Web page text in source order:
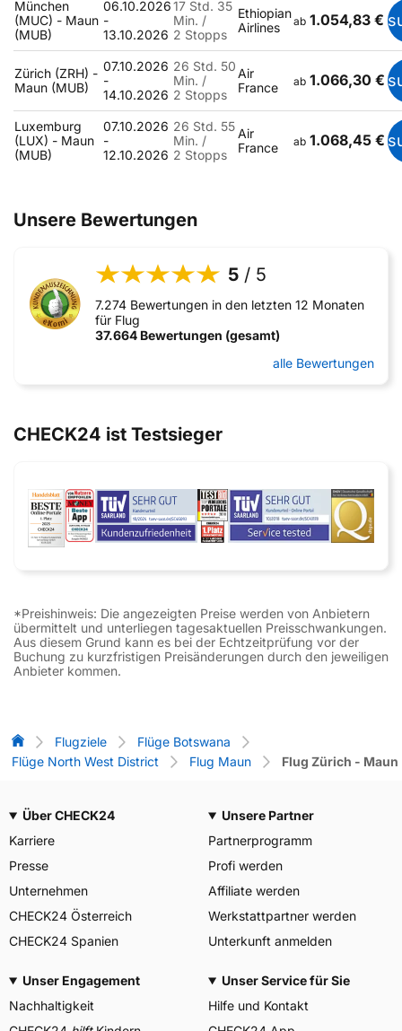
München
(MUC) - Maun
(MUB)
06.10.2026
-
13.10.2026
17 Std. 35
Min. /
2 Stopps
Ethiopian
Airlines
ab 1.054,83 €
Zürich (ZRH) -
Maun (MUB)
07.10.2026
-
14.10.2026
26 Std. 50
Min. /
2 Stopps
Air
France
ab 1.066,30 €
Luxemburg
(LUX) - Maun
(MUB)
07.10.2026
-
12.10.2026
26 Std. 55
Min. /
2 Stopps
Air
France
ab 1.068,45 €
Unsere Bewertungen
5 / 5
7.274 Bewertungen in den letzten 12 Monaten
für Flug
37.664 Bewertungen (gesamt)
alle Bewertungen
CHECK24 ist Testsieger
*Preishinweis: Die angezeigten Preise werden von Anbietern
übermittelt und unterliegen tagesaktuellen Preisschwankungen.
Aus diesem Grund kann es bei der Echtzeitprüfung vor der
Buchung zu kurzfristigen Preisänderungen durch den jeweiligen
Anbieter kommen.
Flug-Vergleich
Flugziele
Flüge Botswana
Flüge North West District
Flug Maun Flug Zürich - Maun
Über CHECK24
Karriere
Presse
Unternehmen
CHECK24 Österreich
CHECK24 Spanien
Unsere Partner
Partnerprogramm
Profi werden
Affiliate werden
Werkstattpartner werden
Unterkunft anmelden
Unser Engagement
Nachhaltigkeit
Unser Service für Sie
Hilfe und Kontakt